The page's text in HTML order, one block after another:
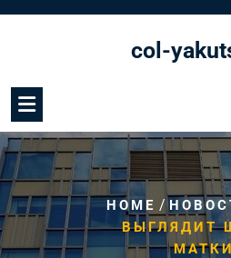
col-
HOME /
ВЫГЛЯДИТ